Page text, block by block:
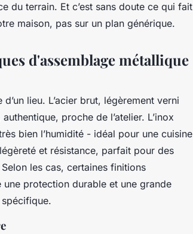
du terrain. Et c’est sans doute ce qui fait
maison, pas sur un plan générique.
d'assemblage métallique
lieu. L’acier brut, légèrement verni
proche de l’atelier. L’inox
bien l’humidité - idéal pour une cuisine
et résistance, parfait pour des
les cas, certaines finitions
protection durable et une grande